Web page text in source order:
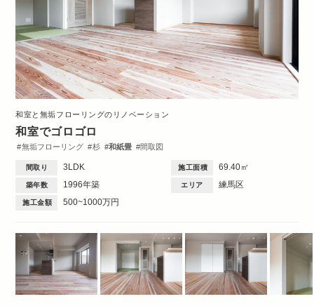
和室と無垢フローリングのリノベーション
和室でゴロゴロ
無垢フローリング 杉 和紙畳 間取図
間取り 3LDK 施工面積 69.40㎡
築年数 1996年築 エリア 練馬区
施工金額 500~1000万円